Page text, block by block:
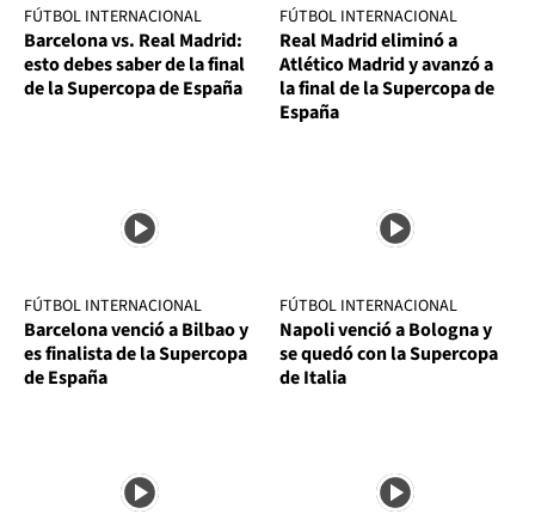
FÚTBOL INTERNACIONAL
Barcelona vs. Real Madrid:
esto debes saber de la final
de la Supercopa de España
FÚTBOL INTERNACIONAL
Real Madrid eliminó a
Atlético Madrid y avanzó a
la final de la Supercopa de
España
FÚTBOL INTERNACIONAL
Barcelona venció a Bilbao y
es finalista de la Supercopa
de España
FÚTBOL INTERNACIONAL
Napoli venció a Bologna y
se quedó con la Supercopa
de Italia